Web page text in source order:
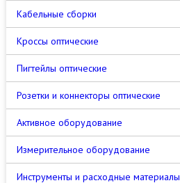
Кабельные сборки
Кроссы оптические
Пигтейлы оптические
Розетки и коннекторы оптические
Активное оборудование
Измерительное оборудование
Инструменты и расходные материалы